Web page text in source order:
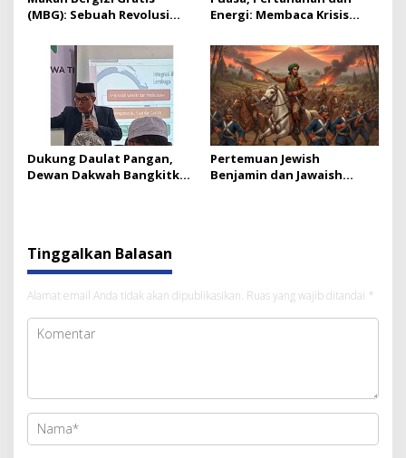
(MBG): Sebuah Revolusi
Sukses Global
Energi: Membaca Krisis
Ramadan
Dukung Daulat Pangan,
Dewan Dakwah Bangkitkan
Pertemuan Jewish
Benjamin dan Jawaish
Tinggalkan Balasan
Alamat email Anda tidak akan dipublikasikan. Ruas yang wajib ditandai *